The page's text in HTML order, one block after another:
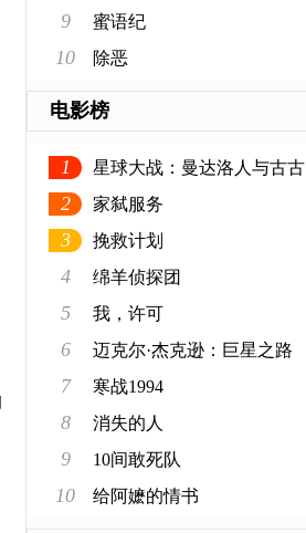
9 蜜语纪
10 除恶
电影榜
1 星球大战：曼达洛人与古古
2 家弑服务
3 挽救计划
4 绵羊侦探团
5 我，许可
6 迈克尔·杰克逊：巨星之路
7 寒战1994
8 消失的人
9 10间敢死队
10 给阿嬷的情书